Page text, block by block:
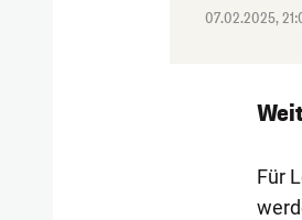
07.02.2025,
Für